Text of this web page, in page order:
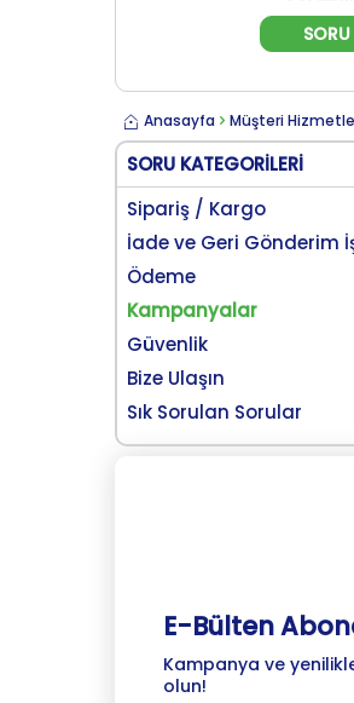
Anasayfa Müşteri
SORU KATEGORILERI
Sipariş / Kargo
İade ve Geri Gönderim
Ödeme
Kampanyalar
Güvenlik
Bize Ulaşın
Sık Sorulan Sorular
E-Bülten
Kampanya ve
olun!